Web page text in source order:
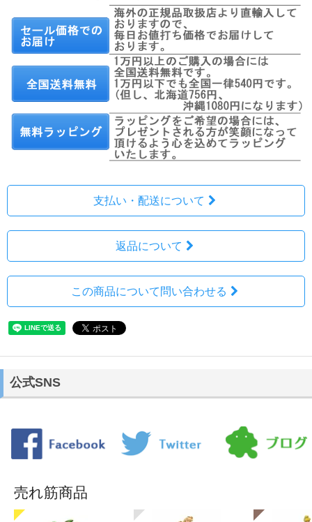
支払い・配送について
返品について
この商品について問い合わせる
公式SNS
売れ筋商品